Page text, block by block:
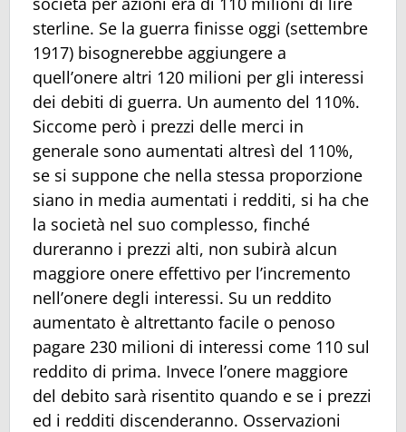
sterline. Se la guerra finisse oggi (settembre
1917) bisognerebbe aggiungere a
quell’onere altri 120 milioni per gli interessi
dei debiti di guerra. Un aumento del 110%.
Siccome però i prezzi delle merci in
generale sono aumentati altresì del 110%,
se si suppone che nella stessa proporzione
siano in media aumentati i redditi, si ha che
la società nel suo complesso, finché
dureranno i prezzi alti, non subirà alcun
maggiore onere effettivo per l’incremento
nell’onere degli interessi. Su un reddito
aumentato è altrettanto facile o penoso
pagare 230 milioni di interessi come 110 sul
reddito di prima. Invece l’onere maggiore
del debito sarà risentito quando e se i prezzi
ed i redditi discenderanno. Osservazioni